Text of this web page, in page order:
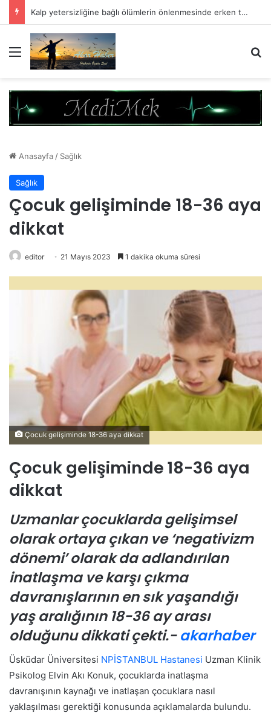
Kalp yetersizliğine bağlı ölümlerin önlenmesinde erken tanının kritik önemi
Menü
Anasayfa / Sağlık
Sağlık
Çocuk gelişiminde 18-36 aya
dikkat
editor 21 Mayıs 2023 1 dakika okuma süresi
Çocuk gelişiminde 18-36 aya dikkat
Çocuk gelişiminde 18-36 aya
dikkat
Uzmanlar çocuklarda gelişimsel
olarak ortaya çıkan ve ‘negativizm
dönemi’ olarak da adlandırılan
inatlaşma ve karşı çıkma
davranışlarının en sık yaşandığı
yaş aralığının 18-36 ay arası
olduğunu dikkati çekti.-akarhaber
Üsküdar Üniversitesi NPİSTANBUL Hastanesi Uzman Klinik
Psikolog Elvin Akı Konuk, çocuklarda inatlaşma
davranışının kaynağı ve inatlaşan çocuklara nasıl
yaklaşılması gerektiği konusunda açıklamalarda bulundu.